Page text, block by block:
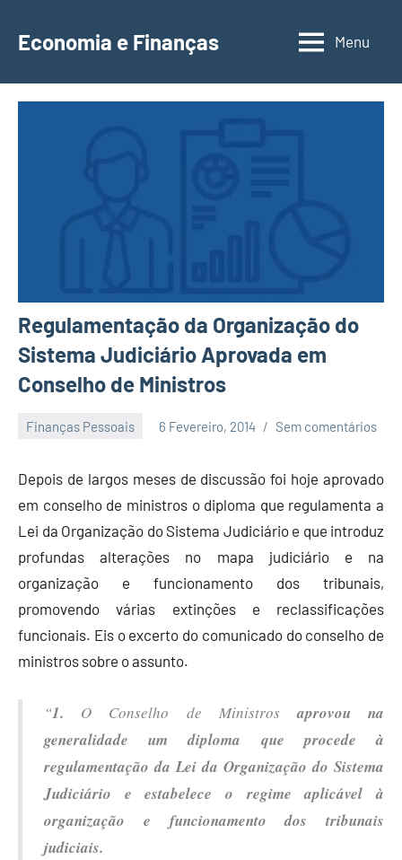
para
conteúdo
Economia e Finanças
Depósitos
Menu
Regulamentação da Organização do
Sistema Judiciário Aprovada em
Conselho de Ministros
Finanças Pessoais 6 Fevereiro, 2014
Economia
Finanças
Sem comentários
Depois de largos meses de discussão foi hoje aprovado
em conselho de ministros o diploma que regulamenta a
Lei da Organização do Sistema Judiciário e que introduz
profundas alterações no mapa judiciário e na
organização e funcionamento dos tribunais,
promovendo várias extinções e reclassificações
funcionais. Eis o excerto do comunicado do conselho de
ministros sobre o assunto.
“1. O Conselho de Ministrosaprovou na
generalidade um diploma que procede à
regulamentação da Lei da Organização do Sistema
Judiciário e estabelece o regime aplicável à
organização e funcionamento dos tribunais
judiciais.